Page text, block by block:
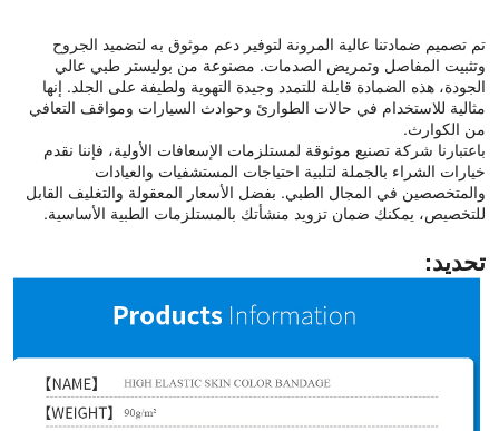
تم تصميم ضمادتنا عالية المرونة لتوفير دعم موثوق به لتضميد الجروح
وتثبيت المفاصل وتمريض الصدمات. مصنوعة من بوليستر طبي عالي
الجودة، هذه الضمادة قابلة للتمدد وجيدة التهوية ولطيفة على الجلد. إنها
مثالية للاستخدام في حالات الطوارئ وحوادث السيارات ومواقف التعافي
من الكوارث.
باعتبارنا شركة تصنيع موثوقة لمستلزمات الإسعافات الأولية، فإننا نقدم
خيارات الشراء بالجملة لتلبية احتياجات المستشفيات والعيادات
والمتخصصين في المجال الطبي. بفضل الأسعار المعقولة والتغليف القابل
للتخصيص، يمكنك ضمان تزويد منشأتك بالمستلزمات الطبية الأساسية.
تحديد: